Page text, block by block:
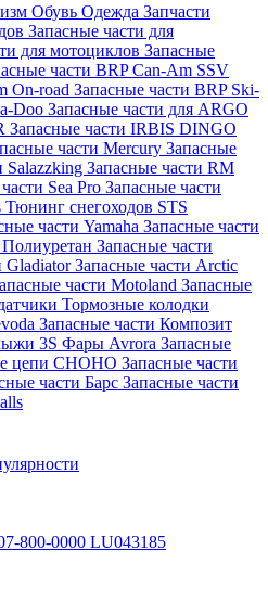
Обувь Одежда Запчасти
Запасные части для
для мотоциклов Запасные
части BRP Can-Am SSV
On-road Запасные части BRP Ski-
Doo Запасные части для ARGO
Запасные части IRBIS DINGO
части Mercury Запасные
Salazzking Запасные части RM
Sea Pro Запасные части
Тюнинг снегоходов STS
части Yamaha Запасные части
Запасные части
GladiatorЗапасные части Arctic
части Motoland Запасные
Тормозные колодки
Запасные части Композит
3S Фары Avrora Запасные
цепи CHOHO Запасные части
части Барс Запасные части
800-0000 LU043185